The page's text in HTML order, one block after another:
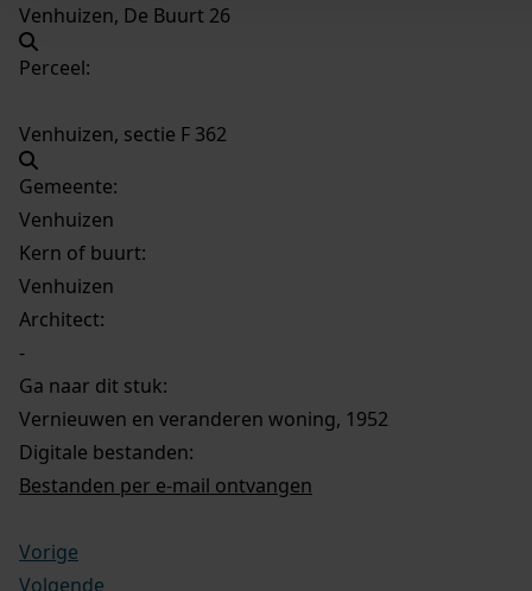
Venhuizen, De Buurt 26
Perceel:
Venhuizen, sectie F 362
Gemeente:
Venhuizen
Kern of buurt:
Venhuizen
Architect:
-
Ga naar dit stuk:
Vernieuwen en veranderen woning, 1952
Digitale bestanden:
Bestanden per e-mail ontvangen
Vorige
Volgende